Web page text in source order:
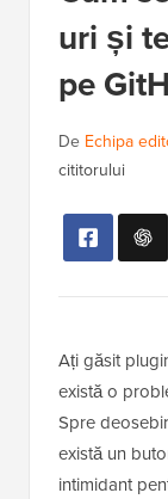
uri și
pe
De Echipa
cititorului
Ați găsit
există o
Spre
există un
intimidant